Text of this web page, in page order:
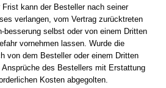
kann der Besteller nach seiner
verlangen, vom Vertrag zurücktreten
besserung selbst oder von einem Dritten
vornehmen lassen. Wurde die
von dem Besteller oder einem Dritten
des Bestellers mit Erstattung
Kosten abgegolten.